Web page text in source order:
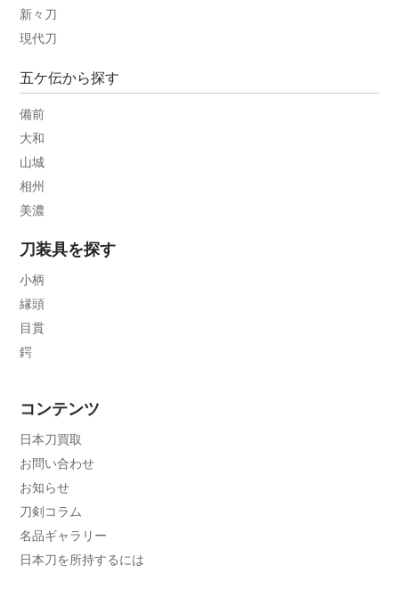
新々刀
現代刀
五ケ伝から探す
備前
大和
山城
相州
美濃
刀装具を探す
小柄
縁頭
目貫
鍔
コンテンツ
日本刀買取
お問い合わせ
お知らせ
刀剣コラム
名品ギャラリー
日本刀を所持するには